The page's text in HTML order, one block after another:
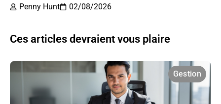
Penny Hunt
02/08/2026
Ces articles devraient vous plaire
Gestion